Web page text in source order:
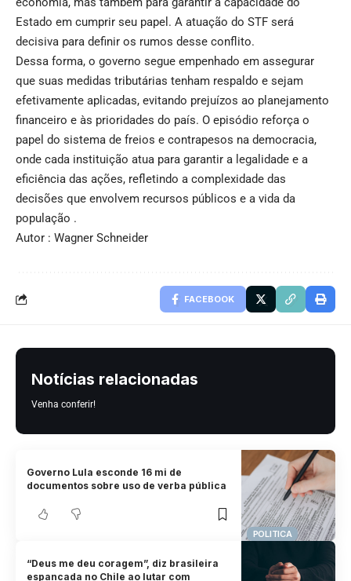
Estado em cumprir seu papel. A atuação do STF será
decisiva para definir os rumos desse conflito.
Dessa forma, o governo segue empenhado em assegurar
que suas medidas tributárias tenham respaldo e sejam
efetivamente aplicadas, evitando prejuízos ao planejamento
financeiro e às prioridades do país. O episódio reforça o
papel do sistema de freios e contrapesos na democracia,
onde cada instituição atua para garantir a legalidade e a
eficiência das ações, refletindo a complexidade das
decisões que envolvem recursos públicos e a vida da
população .
Autor : Wagner Schneider
FACEBOOK
Notícias relacionadas
Venha conferir!
POLITICA
Governo Lula esconde 16 mi de
documentos sobre uso de verba pública
“Deus me deu coragem”, diz brasileira
espancada no Chile ao lutar com